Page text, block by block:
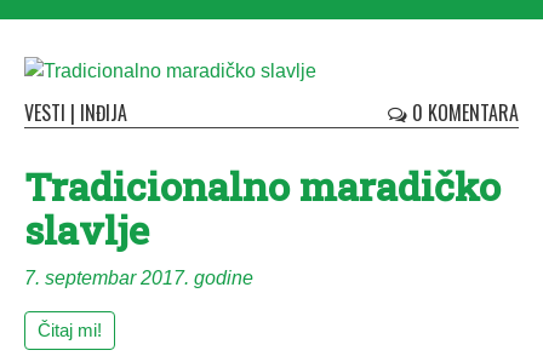
VESTI | INĐIJA 0 KOMENTARA
Tradicionalno maradičko
slavlje
7. septembar 2017. godine
Čitaj mi!